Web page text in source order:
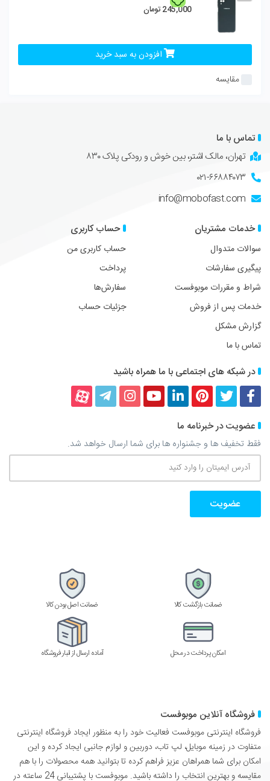
245,000 تومان
افزودن به سبد خرید
مقایسه
تماس با ما
تهران، مالک اشتر، بین خوش و رودکی پلاک ۸۳۰
۰۲۱-۶۶۸۸۴۰۷۳
info@mobofast.com
خدمات مشتریان
سوالات متدوال
پیگیری سفارشات
شراط و مقررات موبوفست
خدمات پس از فروش
گزارش مشکل
تماس با ما
حساب کاربری
حساب کاربری من
پرداخت
سفارش‌ها
جزئیات حساب
در شبکه های اجتماعی با ما همراه باشید
فیسبوکتوییترپینترستلینکداینیوتیوباینستاگرام
تلگرام آپارات
عضویت در خبرنامه ما
فقط تخفیف ها و جشنواره ها برای شما ارسال خواهد شد.
آدرس
ایمیتان
را
ضمانت بازگشت کالا ضمانت اصل بودن کالا
امکان پرداخت در محل آماده ارسال از انبار فروشگاه
فروشگاه آنلاین موبوفست
فروشگاه اینترنتی موبوفست فعالیت خود را به منظور ایجاد فروشگاه اینترنتی
متفاوت در زمینه موبایل، لپ تاب، دوربین و لوازم جانبی ایجاد کرده و این
امکان برای شما همراهان عزیز فراهم کرده تا بتوانید همه محصولات را با هم
مقایسه و بهترین انتخاب را داشته باشید. موبوفست با پشتیبانی 24 ساعته در